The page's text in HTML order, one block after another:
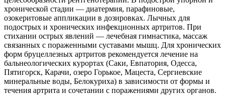
хронической стадии — диатермия, парафиновые,
озокеритовые аппликации в дозировках. Лычных для
подострых и хронических инфекционных артритов. При
стихании острых явлений — лечебная гимнастика, массаж
связанных с пораженными суставами мышц. Для хронических
форм бруцеллезных артритов рекомендуется лечение на
бальнеологических курортах (Саки, Евпатория, Одесса,
Пятигорск, Карачи, озеро Горькое, Мацеста, Сергиевские
минеральные воды, Белокуриха) в зависимости от формы и
течения артрита и сочетании с поражениями других органов.